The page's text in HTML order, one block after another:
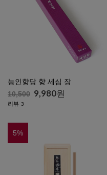
능인향당 향 세심 장
10,500 9,980원
리뷰 3
5%